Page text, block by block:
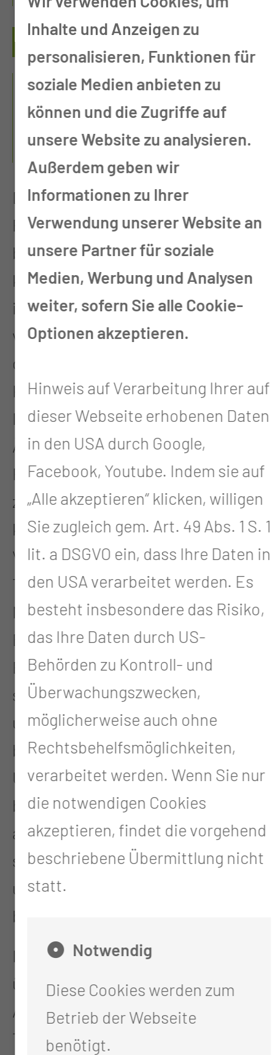
HERZLICH WILLKOMMEN IN
DER AMBULANTEN
SPEZIALFACHÄRZTLICHEN
VERSORGUNG (ASV)
Die ASV ist ein Angebot für
Patientinnen und Patienten mit
bestimmten seltenen oder sehr
komplexen Krankheiten. Das Ziel
ist es, deren Versorgung zu
verbessern. Das Angebot wird von
der gesetzlichen
Krankenversicherung getragen.
In der ASV arbeiten Ärztinnen und
Ärzte verschiedener
Fachrichtungen in einem Team
zusammen, um gemeinsam und
koordiniert die medizinische
Versorgung zu übernehmen. Alle
Teammitglieder haben den
Nachweis erbracht, dass sie für die
Behandlung der jeweiligen
Erkrankung besonders qualifiziert
sind und bereits viele Patientinnen
und Patienten mit dieser Krankheit
behandelt haben. Die Medizinische
Universität Lausitz – Carl Thiem
bietet ein umfassendes Spektrum
an ASV-Teammitgliedern, welche
sich sowohl im Haus als auch in
unmittelbarer Nähe in Cottbus
befinden.
Im Weiteren finden Sie Auskunft
über die einzelnen ASV-
Ambulanzen und ihre
Teammitglieder.
Inhalte und Anzeigen zu
personalisieren, Funktionen für
soziale Medien anbieten zu
können und die Zugriffe auf
unsere Website zu analysieren.
Außerdem geben wir
Informationen zu Ihrer
Verwendung unserer Website an
unsere Partner für soziale
Medien, Werbung und Analysen
weiter, sofern Sie alle Cookie-
Optionen akzeptieren.
Hinweis auf Verarbeitung Ihrer auf
dieser Webseite erhobenen Daten
in den USA durch Google,
Facebook, Youtube. Indem sie auf
„Alle akzeptieren“ klicken, willigen
Sie zugleich gem. Art. 49 Abs. 1 S. 1
lit. a DSGVO ein, dass Ihre Daten in
den USA verarbeitet werden. Es
besteht insbesondere das Risiko,
das Ihre Daten durch US-
Behörden zu Kontroll- und
Überwachungszwecken,
möglicherweise auch ohne
Rechtsbehelfsmöglichkeiten,
verarbeitet werden. Wenn Sie nur
die notwendigen Cookies
akzeptieren, findet die vorgehend
beschriebene Übermittlung nicht
statt.
Notwendig
Diese Cookies werden zum
Betrieb der Webseite
benötigt.